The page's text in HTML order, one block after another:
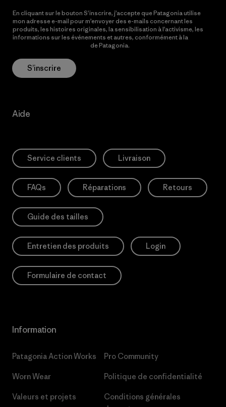
En cliquant sur le bouton S’inscrire, j’accepte que Patagonia utilise
mon adresse e-mail pour m’envoyer des e-mails concernant les
produits, les histoires originales, la sensibilisation à l’activisme, les
informations sur les événements et autres, conformément à la
de Patagonia.
S’inscrire
Aide
Service clients Livraison
FAQs Réparations Retours
Guide des tailles
Entretien des produits Login
Formulaire de contact
Information
Patagonia Action Works
Worn Wear
Valeurs et projets
Pro Community
Politique de confidentialité
Conditions générales